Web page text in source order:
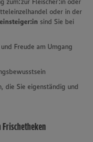
oder in der
sind Sie bei
Freude am Umgang
die Sie eigenständig und